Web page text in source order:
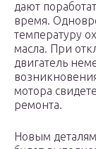
дают
время.
температуру
масла. При
двигатель
мотора
ремонта.
Новым